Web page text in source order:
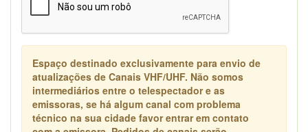
Espaço destinado exclusivamente para envio de
atualizações de Canais VHF/UHF. Não somos
intermediários entre o telespectador e as
emissoras, se há algum canal com problema
técnico na sua cidade favor entrar em contato